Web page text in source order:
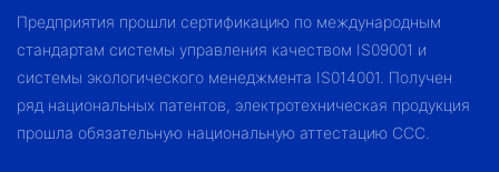
Предприятия прошли сертификацию по международным
стандартам системы управления качеством IS09001 и
системы экологического менеджмента IS014001. Получен
ряд национальных патентов, электротехническая продукция
прошла обязательную национальную аттестацию CCC.